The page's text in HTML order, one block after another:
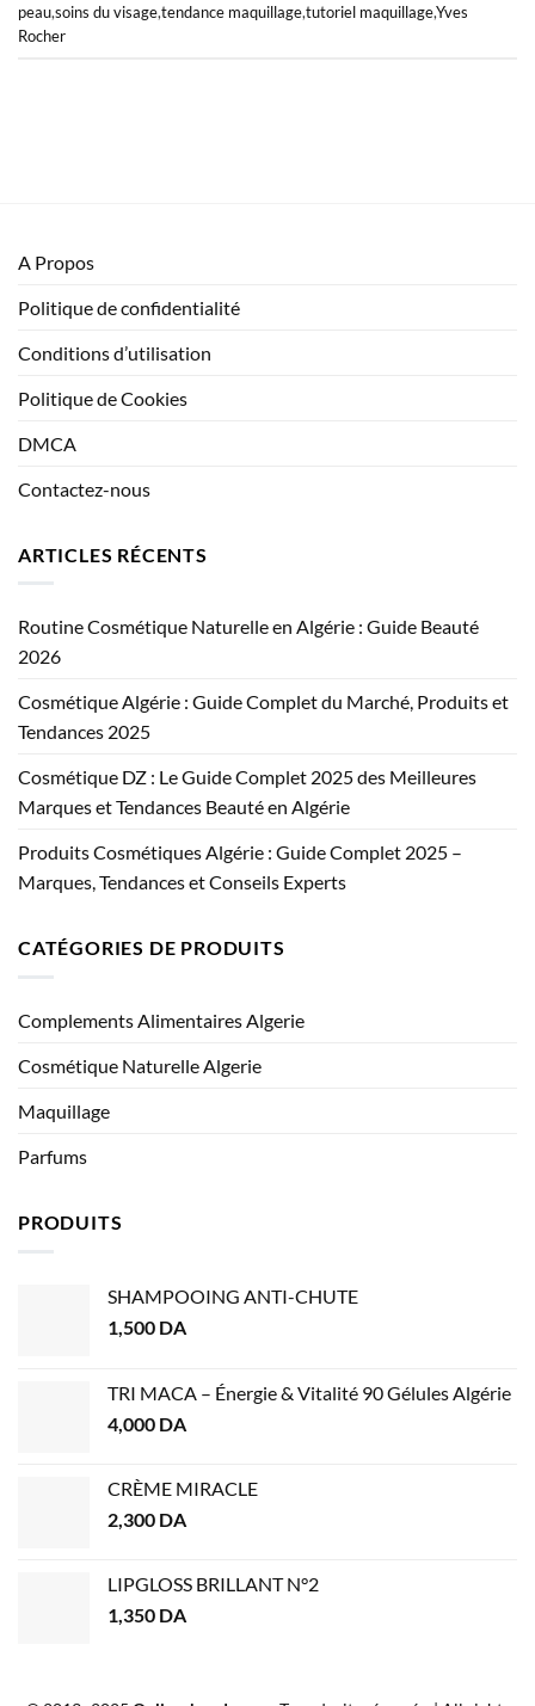
peau,soins du visage,tendance maquillage,tutoriel maquillage,Yves
Rocher
A Propos
Politique de confidentialité
Conditions d’utilisation
Politique de Cookies
DMCA
Contactez-nous
ARTICLES RÉCENTS
Routine Cosmétique Naturelle en Algérie : Guide Beauté
2026
Cosmétique Algérie : Guide Complet du Marché, Produits et
Tendances 2025
Cosmétique DZ : Le Guide Complet 2025 des Meilleures
Marques et Tendances Beauté en Algérie
Produits Cosmétiques Algérie : Guide Complet 2025 –
Marques, Tendances et Conseils Experts
CATÉGORIES DE PRODUITS
Complements Alimentaires Algerie
Cosmétique Naturelle Algerie
Maquillage
Parfums
PRODUITS
SHAMPOOING ANTI-CHUTE
1,500 DA
TRI MACA – Énergie & Vitalité 90 Gélules Algérie
4,000 DA
CRÈME MIRACLE
2,300 DA
LIPGLOSS BRILLANT N°2
1,350 DA